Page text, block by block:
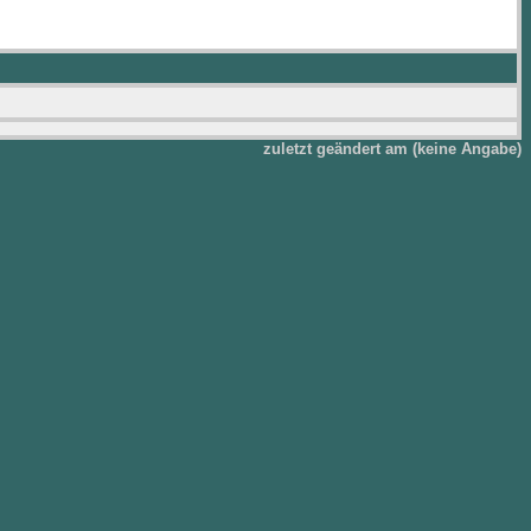
zuletzt geändert am (keine Angabe)